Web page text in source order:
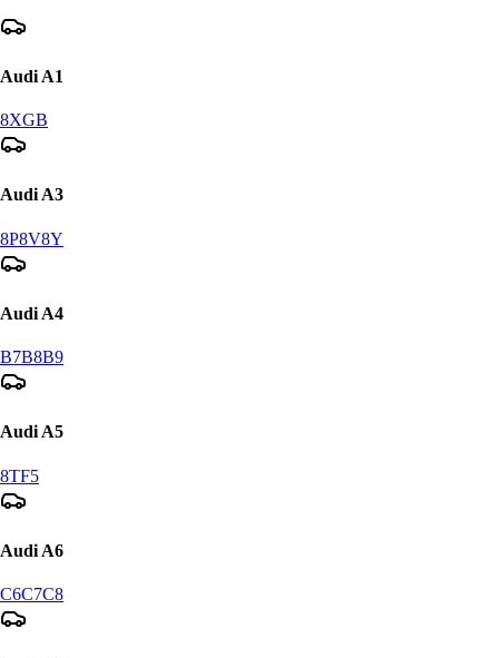
Audi A1
8XGB
Audi A3
8P8V8Y
Audi A4
B7B8B9
Audi A5
8TF5
Audi A6
C6C7C8